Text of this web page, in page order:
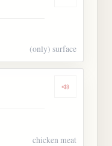
(only) surface
Dengarkan
chicken meat